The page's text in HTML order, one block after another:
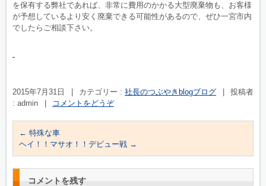
を保有する弊社であれば、非常に費用のかかる大型廃棄物も、お客様
が予想しているより安く廃棄できる可能性があるので、ぜひ一宮市内
でしたらご相談下さい。
2015年7月31日 カテゴリー : 社長のつぶやきblogブログ
投稿者
: admin
コメントをどうぞ
← 特殊な車
ヘイ！！マサオ！！デビュー戦 →
コメントを残す